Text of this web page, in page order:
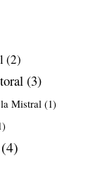
(2)
(3)
Mistral (1)
(4)